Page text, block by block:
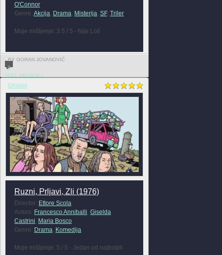
O'Connor
Genre: Akcija, Drama, Misterija, SF, Triler
Moje mišljenje: 3.5 / 5 - Nije Loš
BY GORAN JOVANOVIĆ
0
FULL REVIEW »
DRAMA
Ruzni, Prljavi, Zli (1976)
Director: Ettore Scola
Actors: Francesco Anniballi, Giselda
Castrini, Maria Bosco
Genre: Drama, Komedija
Moje mišljenje: 5 / 5 - Jedan od najboljih